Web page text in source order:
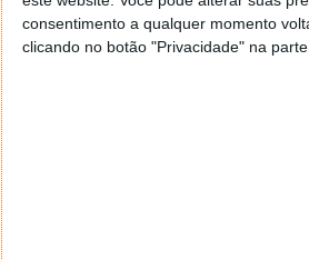
consentimento a qualquer momento
clicando no botão "Privacidade" na
vais ao teu Firefox e nas
‘Opções’ ou ‘Options’ icon geral
logo perto do fim encontras um